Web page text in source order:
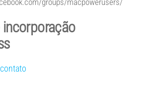
groups/macpowerusers/
incorporação